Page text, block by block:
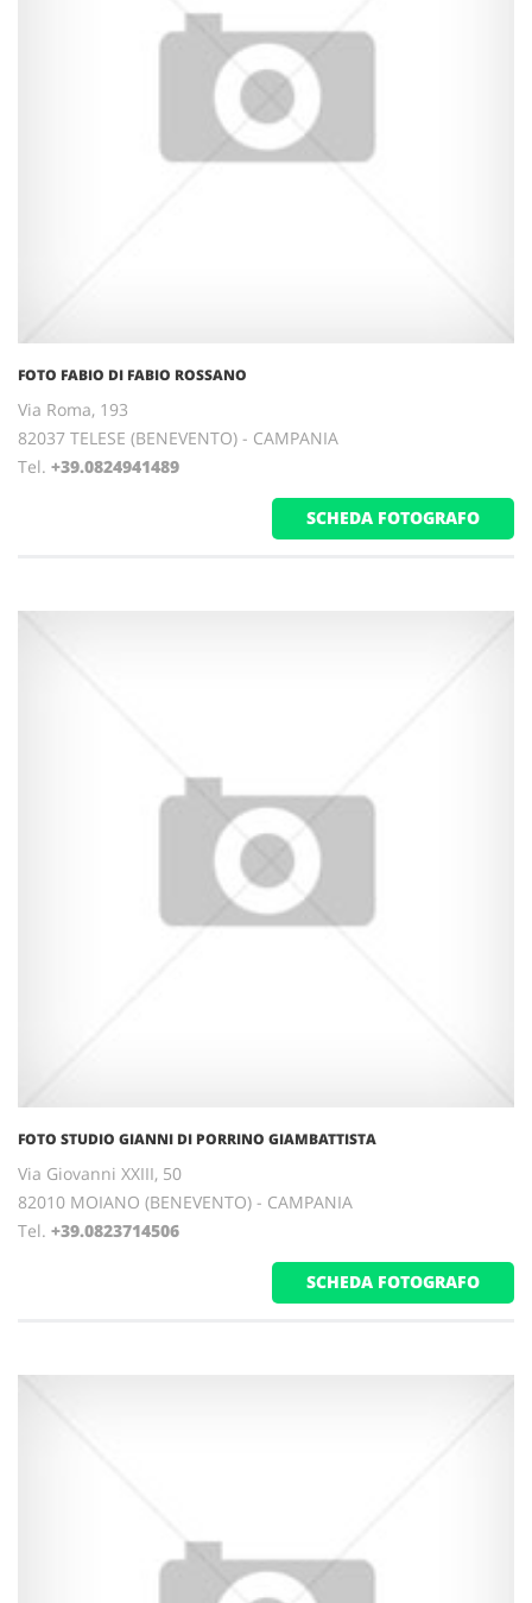
FOTO FABIO DI FABIO ROSSANO
Via Roma, 193
82037 TELESE (BENEVENTO) - CAMPANIA
Tel. +39.0824941489
SCHEDA FOTOGRAFO
FOTO STUDIO GIANNI DI PORRINO GIAMBATTISTA
Via Giovanni XXIII, 50
82010 MOIANO (BENEVENTO) - CAMPANIA
Tel. +39.0823714506
SCHEDA FOTOGRAFO